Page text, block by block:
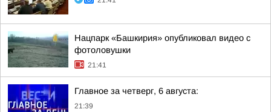
Нацпарк «Башкирия» опубликовал видео с
фотоловушки
21:41
Главное за четверг, 6 августа:
21:39